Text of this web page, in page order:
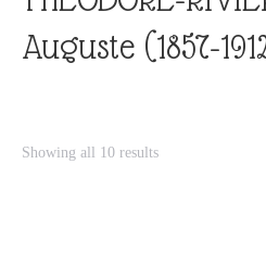
Auguste (1857-
Showing all 10 results